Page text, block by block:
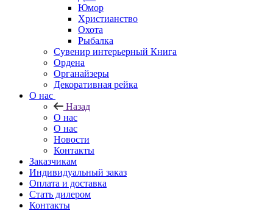
Юмор
Христианство
Охота
Рыбалка
Сувенир интерьерный Книга
Ордена
Органайзеры
Декоративная рейка
О нас
Назад
О нас
О нас
Новости
Контакты
Заказчикам
Индивидуальный заказ
Оплата и доставка
Стать дилером
Контакты